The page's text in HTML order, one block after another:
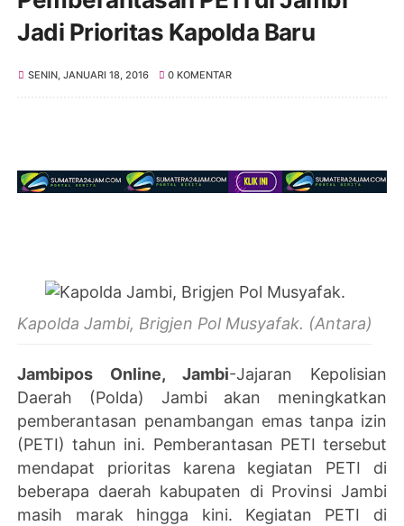
Jadi Prioritas Kapolda Baru
SENIN, JANUARI 18, 2016 0 KOMENTAR
Kapolda Jambi, Brigjen Pol Musyafak. (Antara)
Jambipos Online, Jambi-Jajaran Kepolisian
Daerah (Polda) Jambi akan meningkatkan
pemberantasan penambangan emas tanpa izin
(PETI) tahun ini. Pemberantasan PETI tersebut
mendapat prioritas karena kegiatan PETI di
beberapa daerah kabupaten di Provinsi Jambi
masih marak hingga kini. Kegiatan PETI di